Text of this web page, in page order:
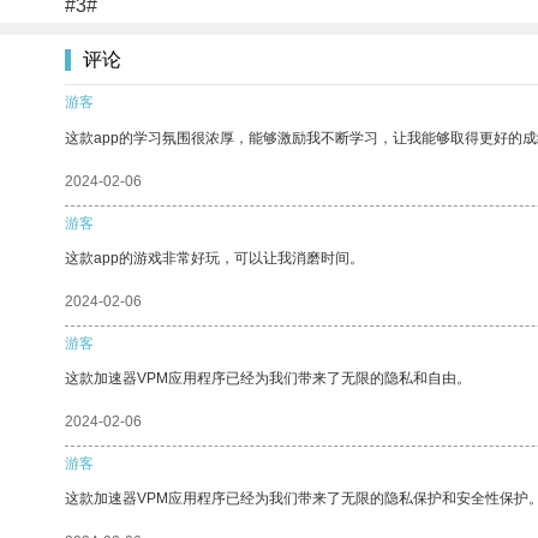
#3#
评论
游客
这款app的学习氛围很浓厚，能够激励我不断学习，让我能够取得更好的
2024-02-06
游客
这款app的游戏非常好玩，可以让我消磨时间。
2024-02-06
游客
这款加速器VPM应用程序已经为我们带来了无限的隐私和自由。
2024-02-06
游客
这款加速器VPM应用程序已经为我们带来了无限的隐私保护和安全性保护